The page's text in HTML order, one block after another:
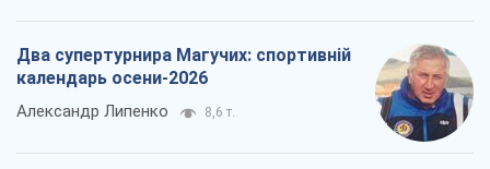
Два супертурнира Магучих: спортивній
календарь осени-2026
Александр Липенко 8,6 т.